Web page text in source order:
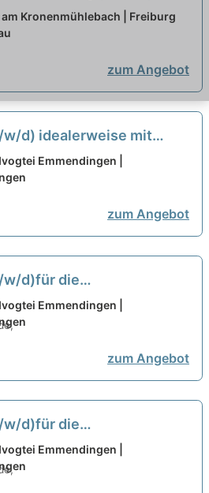
in Teilzeit (75%) -
Dich als Partner:in!
am Kronenmühlebach | Freiburg
zum Angebot
w/d) idealerweise mit
und OP Erfahrung
in Teilzeit 24 h / Woche
Emmendingen |
zum Angebot
w/d)für die
in Teilzeit 24 h / Woche
Emmendingen |
zum Angebot
w/d)für die
in Teilzeit 24 h / Woche
Emmendingen |